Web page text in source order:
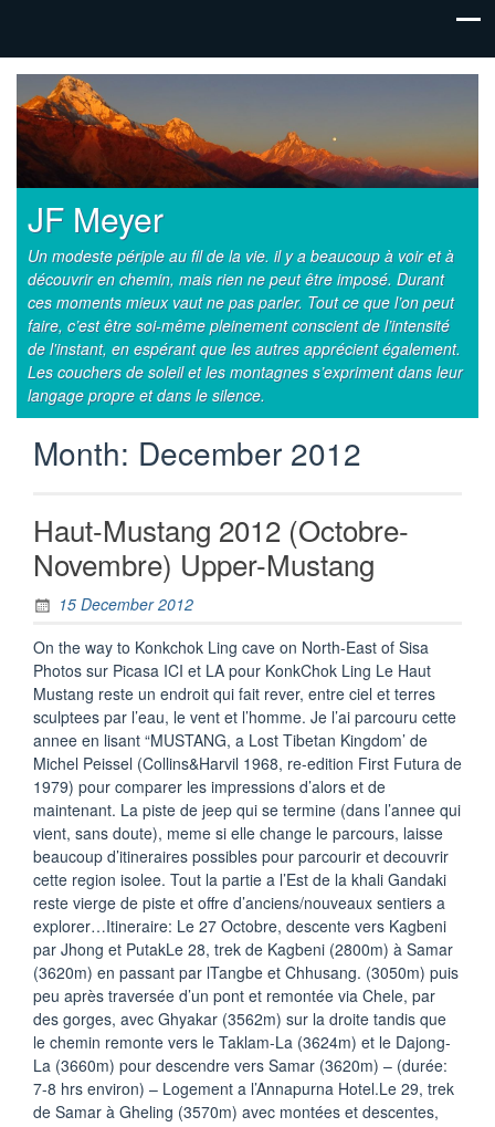
JF Meyer
Un modeste périple au fil de la vie. il y a beaucoup à voir et à
découvrir en chemin, mais rien ne peut être imposé. Durant
ces moments mieux vaut ne pas parler. Tout ce que l’on peut
faire, c’est être soi-même pleinement conscient de l’intensité
de l'instant, en espérant que les autres apprécient également.
Les couchers de soleil et les montagnes s’expriment dans leur
langage propre et dans le silence.
Month: December 2012
Haut-Mustang 2012 (Octobre-
Novembre) Upper-Mustang
15 December 2012
On the way to Konkchok Ling cave on North-East of Sisa
Photos sur Picasa ICI et LA pour KonkChok Ling Le Haut
Mustang reste un endroit qui fait rever, entre ciel et terres
sculptees par l’eau, le vent et l’homme. Je l’ai parcouru cette
annee en lisant “MUSTANG, a Lost Tibetan Kingdom’ de
Michel Peissel (Collins&Harvil 1968, re-edition First Futura de
1979) pour comparer les impressions d’alors et de
maintenant. La piste de jeep qui se termine (dans l’annee qui
vient, sans doute), meme si elle change le parcours, laisse
beaucoup d’itineraires possibles pour parcourir et decouvrir
cette region isolee. Tout la partie a l’Est de la khali Gandaki
reste vierge de piste et offre d’anciens/nouveaux sentiers a
explorer…Itineraire: Le 27 Octobre, descente vers Kagbeni
par Jhong et PutakLe 28, trek de Kagbeni (2800m) à Samar
(3620m) en passant par lTangbe et Chhusang. (3050m) puis
peu après traversée d’un pont et remontée via Chele, par
des gorges, avec Ghyakar (3562m) sur la droite tandis que
le chemin remonte vers le Taklam-La (3624m) et le Dajong-
La (3660m) pour descendre vers Samar (3620m) – (durée:
7-8 hrs environ) – Logement a l’Annapurna Hotel.Le 29, trek
de Samar à Gheling (3570m) avec montées et descentes,